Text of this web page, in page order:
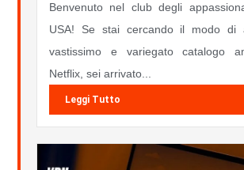
Benvenuto nel club degli
USA! Se stai cercando il modo di
vastissimo e variegato catalogo
Netflix, sei arrivato...
Leggi Tutto